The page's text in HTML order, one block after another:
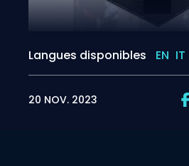
Langues disponibles EN IT
20 NOV. 2023